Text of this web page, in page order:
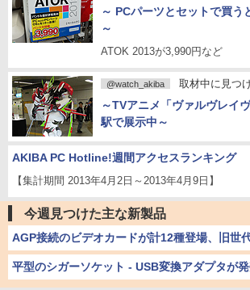
～ PCパーツとセットで買う
～
ATOK 2013が3,990円など
@watch_akiba 取材中に見つ
～TVアニメ「ヴァルヴレイ
駅で展示中～
AKIBA PC Hotline!週間アクセスランキング
【集計期間 2013年4月2日～2013年4月9日】
今週見つけた主な新製品
AGP接続のビデオカードが計12種登場、旧世
平型のシガーソケット - USB変換アダプタが